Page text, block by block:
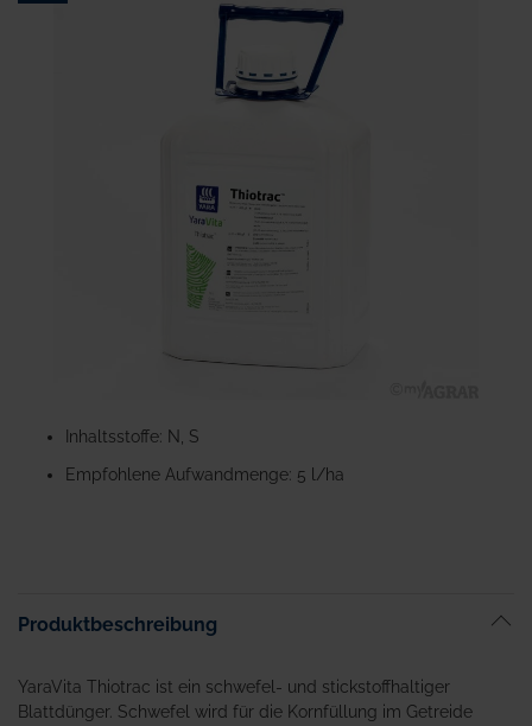
Anfang
Bildgalerie
Inhaltsstoffe: N, S
Empfohlene Aufwandmenge: 5 l/ha
Produktbeschreibung
YaraVita Thiotrac ist ein schwefel- und stickstoffhaltiger
Blattdünger. Schwefel wird für die Kornfüllung im Getreide